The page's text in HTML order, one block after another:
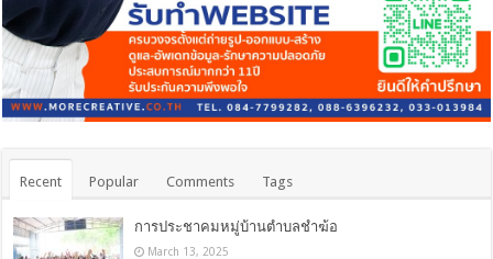
Recent Popular Comments Tags
การประชาคมหมู่บ้านตำบลชำฆ้อ
March 13, 2025